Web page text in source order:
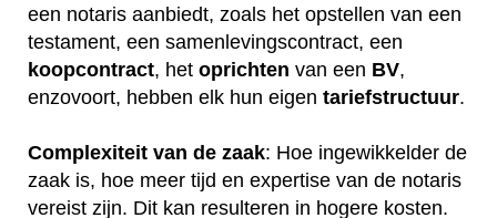
een notaris aanbiedt, zoals het opstellen van een
testament, een samenlevingscontract, een
koopcontract, het oprichten van een BV,
enzovoort, hebben elk hun eigen tariefstructuur.
Complexiteit van de zaak: Hoe ingewikkelder de
zaak is, hoe meer tijd en expertise van de notaris
vereist zijn. Dit kan resulteren in hogere kosten.